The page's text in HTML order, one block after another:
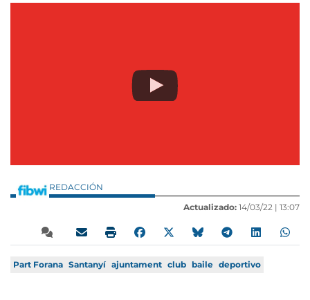
REDACCIÓN
Actualizado: 14/03/22 | 13:07
Part Forana Santanyí ajuntament club baile deportivo